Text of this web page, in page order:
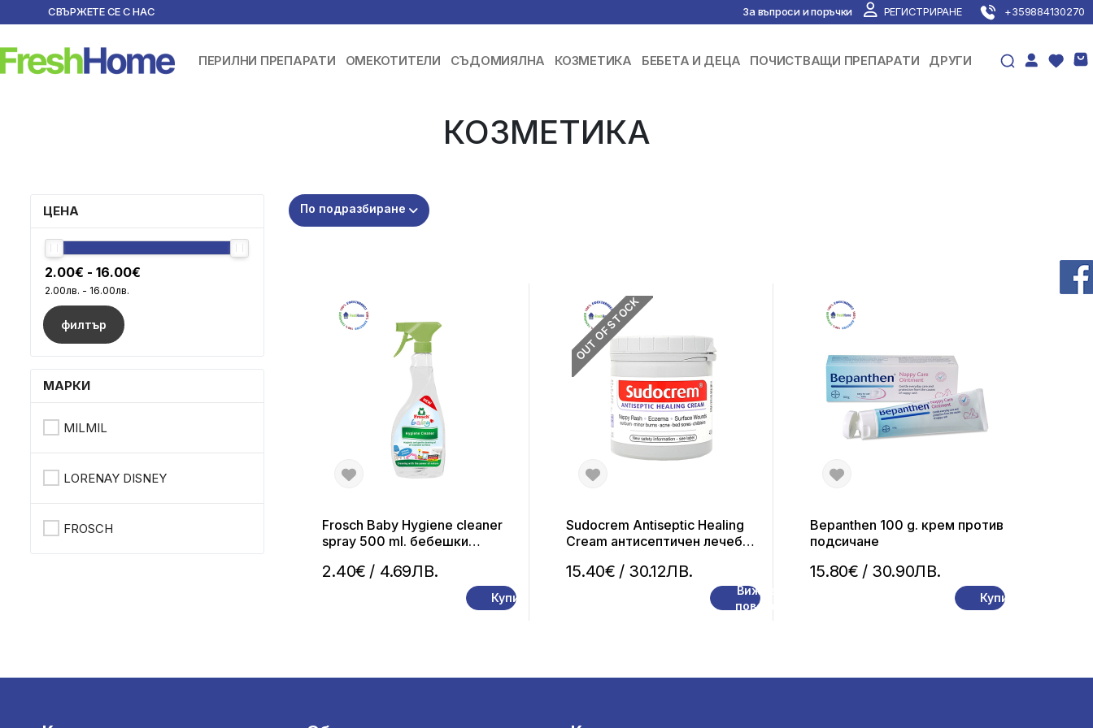
За въпроси и поръчки РЕГИСТРИРАНЕ +359884130270
СВЪРЖЕТЕ СЕ С НАС
ПЕРИЛНИ ПРЕПАРАТИ ОМЕКОТИТЕЛИ ПОЧИСТВАЩИ ПРЕПАРАТИ
СЪДОМИЯЛНА КОЗМЕТИКА БЕБЕТА И ДЕЦА ДРУГИ
КОЗМЕТИКА
ЦЕНА
филтър
МАРКИ
MILMIL
LORENAY DISNEY
FROSCH
По подразбиране
2.40€ / 4.69ЛВ.
Frosch Baby Hygiene cleaner
spray 500 ml. бебешки
препарат
Купи
OUT OF STOCK
15.40€ / 30.12ЛВ.
Sudocrem Antiseptic Healing
Cream антисептичен лечебен
Вижте
повече
15.80€ / 30.90ЛВ.
Bepanthen 100 g. крем против
подсичане
Купи